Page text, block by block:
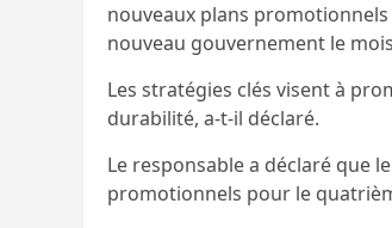
nouveaux plans
nouveau gouvernement le
Les stratégies clés visent à
durabilité, a-t-il déclaré.
Le responsable a déclaré que
promotionnels pour le